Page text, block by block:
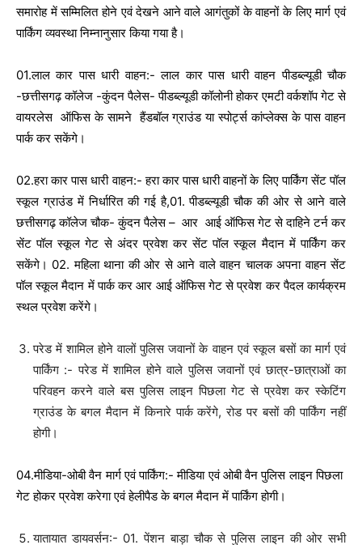
समारोह में सम्मिलित होने एवं देखने आने वाले आगंतुकों के वाहनों के लिए मार्ग एवं
पार्किंग व्यवस्था निम्नानुसार किया गया है।
01.लाल कार पास धारी वाहन:- लाल कार पास धारी वाहन पीडब्ल्यूडी चौक
-छत्तीसगढ़ कॉलेज -कुंदन पैलेस- पीडब्ल्यूडी कॉलोनी होकर एमटी वर्कशॉप गेट से
वायरलेस ऑफिस के सामने हैंडबॉल ग्राउंड या स्पोर्ट्स कांप्लेक्स के पास वाहन
पार्क कर सकेंगे।
02.हरा कार पास धारी वाहन:- हरा कार पास धारी वाहनों के लिए पार्किंग सेंट पॉल
स्कूल ग्राउंड में निर्धारित की गई है,01. पीडब्ल्यूडी चौक की ओर से आने वाले
छत्तीसगढ़ कॉलेज चौक- कुंदन पैलेस – आर आई ऑफिस गेट से दाहिने टर्न कर
सेंट पॉल स्कूल गेट से अंदर प्रवेश कर सेंट पॉल स्कूल मैदान में पार्किंग कर
सकेंगे। 02. महिला थाना की ओर से आने वाले वाहन चालक अपना वाहन सेंट
पॉल स्कूल मैदान में पार्क कर आर आई ऑफिस गेट से प्रवेश कर पैदल कार्यक्रम
स्थल प्रवेश करेंगे।
परेड में शामिल होने वालों पुलिस जवानों के वाहन एवं स्कूल बसों का मार्ग एवं
पार्किंग :- परेड में शामिल होने वाले पुलिस जवानों एवं छात्र-छात्राओं का
परिवहन करने वाले बस पुलिस लाइन पिछला गेट से प्रवेश कर स्केटिंग
ग्राउंड के बगल मैदान में किनारे पार्क करेंगे, रोड पर बसों की पार्किंग नहीं
होगी।
04.मीडिया-ओबी वैन मार्ग एवं पार्किंग:- मीडिया एवं ओबी वैन पुलिस लाइन पिछला
गेट होकर प्रवेश करेगा एवं हेलीपैड के बगल मैदान में पार्किंग होगी।
यातायात डायवर्सन:- 01. पेंशन बाड़ा चौक से पुलिस लाइन की ओर सभी